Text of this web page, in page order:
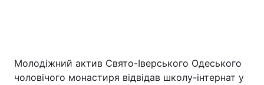
Молодіжний актив Свято-Іверського Одеського
чоловічого монастиря відвідав школу-інтернат у